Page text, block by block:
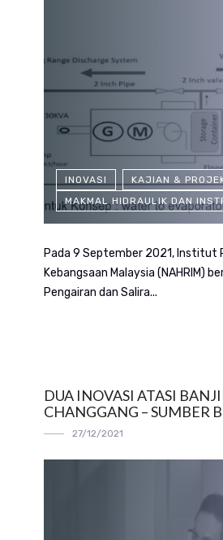
INOVASI
KAJIAN &
MAKMAL HIDRAULIK DAN
Pada 9 September 2021, Institut
Kebangsaan Malaysia (NAHRIM)
Pengairan dan Salira...
DUA INOVASI ATASI
CHANGGANG – SUMBER
27/12/2021